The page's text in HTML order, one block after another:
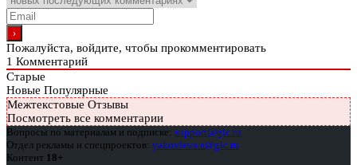
Пожалуйста, войдите, чтобы прокомментировать
1 Комментарий
Старые
Новые Популярные
Межтекстовые Отзывы
Посмотреть все комментарии
Вопросы по материалам и подписке: support@glc.ru
Отдел рекламы и спецпроектов: yakovleva.a@glc.ru
Контент 18+